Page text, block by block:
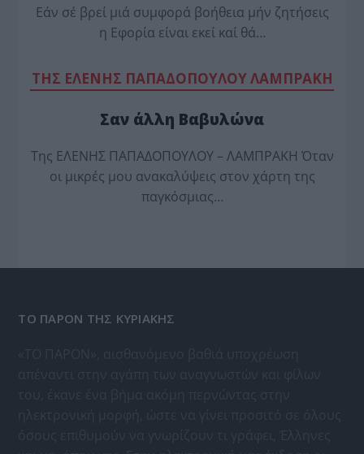
Εάν σέ βρεί μιά συμφορά βοήθεια μήν ζητήσεις
η Εφορία είναι εκεί καί θά…
TΗΣ ΕΛΕΝΗΣ ΠΑΠΑΔΟΠΟΥΛΟΥ ΛΑΜΠΡΑΚΗ
Σαν άλλη Βαβυλώνα
Της ΕΛΕΝΗΣ ΠΑΠΑΔΟΠΟΥΛΟΥ – ΛΑΜΠΡΑΚΗ Όταν
οι μικρές μου ανακαλύψεις στον χάρτη της
παγκόσμιας…
ΤΟ ΠΑΡΟΝ ΤΗΣ ΚΥΡΙΑΚΗΣ